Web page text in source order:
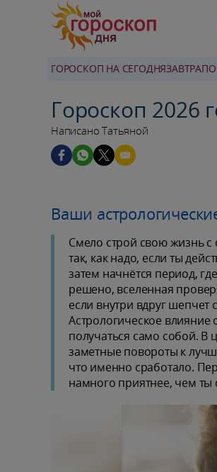
ГОРОСКОП НА СЕГОДНЯЗАВТРА
Гороскоп 2026
Написано Татьяной
Ваши
Смело строй свою жизнь с
так, как надо, если ты
затем начнётся период,
решено, вселенная
если внутри вдруг
Астрологическое влияние
получаться само собой. В
заметные повороты к
что именно сработало.
намного приятнее, чем ты